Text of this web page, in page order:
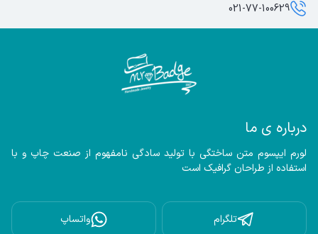
درباره ی ما
استفاده از طراحان گرافیک است
تلگرام واتساپ
021-77-100629